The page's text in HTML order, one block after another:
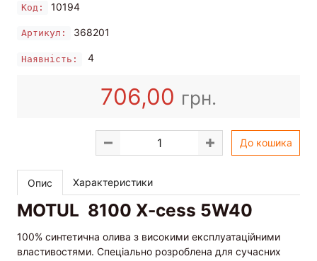
Код: 10194
Артикул: 368201
Наявність: 4
706,00 грн.
До кошика
Опис Характеристики
MOTUL 8100 X-cess 5W40
100% синтетична олива з високими експлуатаційними
властивостями. Спеціально розроблена для сучасних